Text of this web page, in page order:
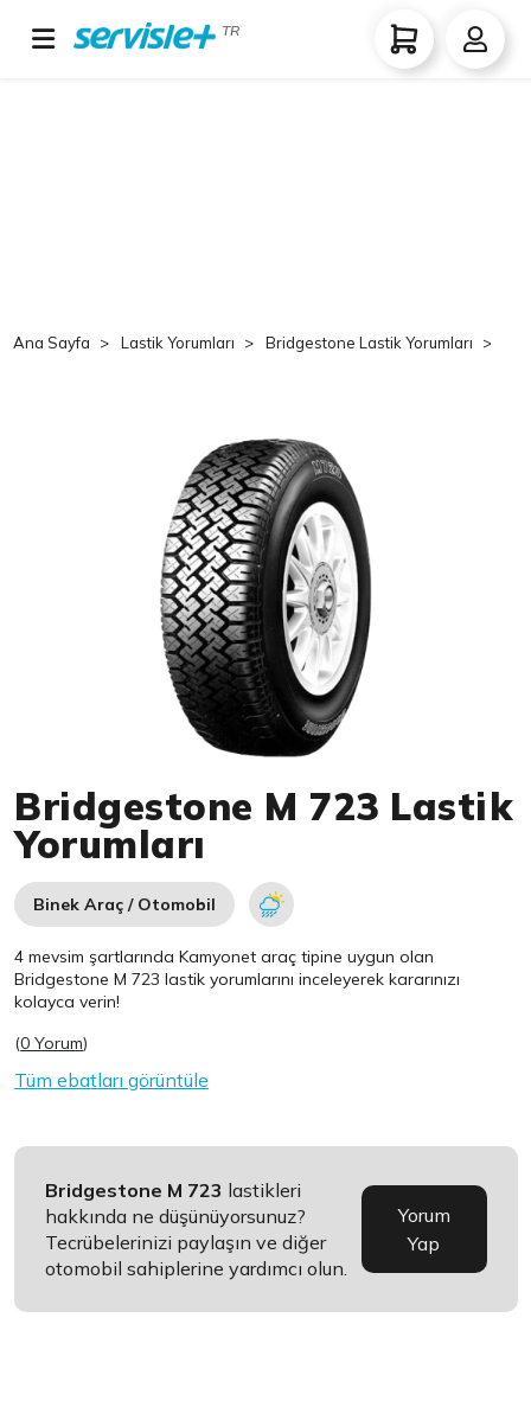
TR
Ana Sayfa Lastik Yorumları Bridgestone Lastik Yorumları
Bridgestone M 723 Lastik
Yorumları
Binek Araç / Otomobil
4 mevsim şartlarında Kamyonet araç tipine uygun olan
Bridgestone M 723 lastik yorumlarını inceleyerek kararınızı
kolayca verin!
(0 Yorum)
Tüm ebatları görüntüle
Bridgestone M 723 lastikleri
hakkında ne düşünüyorsunuz?
Tecrübelerinizi paylaşın ve diğer
otomobil sahiplerine yardımcı olun.
Yorum
Yap